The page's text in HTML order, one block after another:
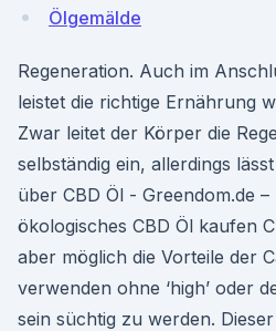
Ölgemälde
Regeneration. Auch im
leistet die richtige Ernährung
Zwar leitet der Körper die
selbständig ein, allerdings
über CBD Öl - Greendom.de
ökologisches CBD Öl kaufen
aber möglich die Vorteile der
verwenden ohne ‘high’ oder
sein süchtig zu werden.